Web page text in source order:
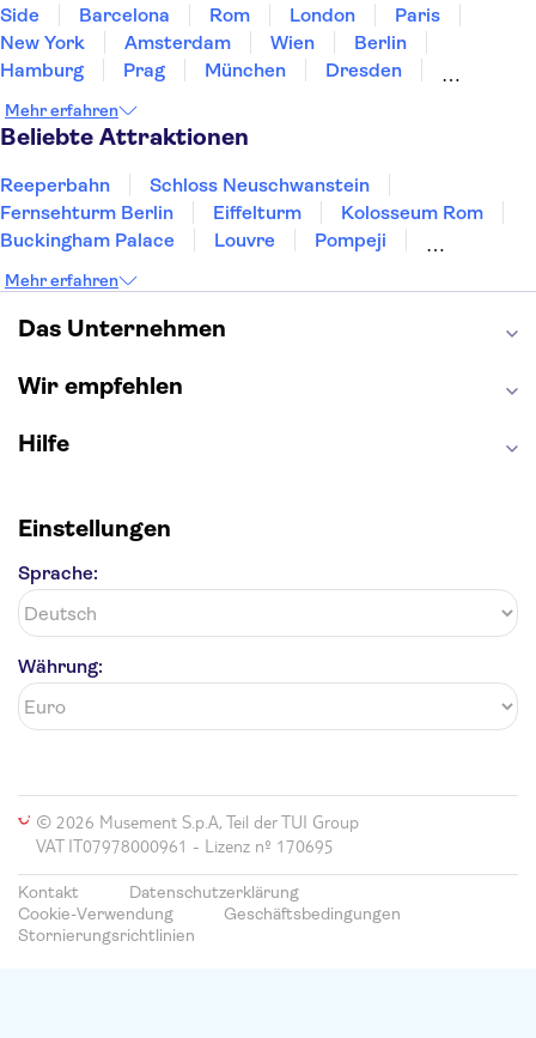
Side Barcelona Rom London
Paris
New York
Amsterdam Wien
Berlin
Hamburg
Prag München
Dresden
Heidelberg
Bremen
Mehr erfahren
Beliebte Attraktionen
Reeperbahn
Schloss Neuschwanstein
Fernsehturm Berlin
Eiffelturm
Kolosseum Rom
Buckingham Palace
Louvre
Pompeji
Moulin Rouge
Burj Khalifa
Keukenhof
London Eye
Elbphilharmonie
Mehr erfahren
Das Unternehmen
Wir empfehlen
Hilfe
Einstellungen
Sprache:
Währung:
© 2026 Musement S.p.A, Teil der TUI Group
VAT IT07978000961 - Lizenz nº 170695
Kontakt
Datenschutzerklärung
Cookie-Verwendung
Geschäftsbedingungen
Stornierungsrichtlinien